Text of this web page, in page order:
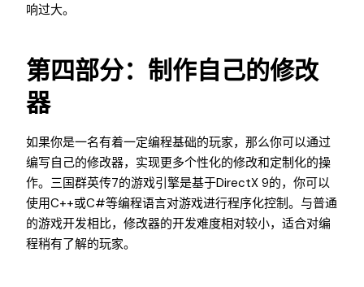
响过大。
第四部分：制作自己的修改
器
如果你是一名有着一定编程基础的玩家，那么你可以通过
编写自己的修改器，实现更多个性化的修改和定制化的操
作。三国群英传7的游戏引擎是基于DirectX 9的，你可以
使用C++或C#等编程语言对游戏进行程序化控制。与普通
的游戏开发相比，修改器的开发难度相对较小，适合对编
程稍有了解的玩家。